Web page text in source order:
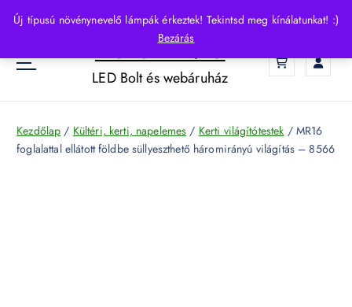
Új típusú növénynevelő lámpák érkeztek! Tekintsd meg kínálatunkat! :)
Bezárás
p
o
HelloLED.hu
LED Bolt és webáruház
Kezdőlap / Kültéri, kerti, napelemes / Kerti világítótestek / MR16
foglalattal ellátott földbe süllyeszthető háromirányú világítás – 8566